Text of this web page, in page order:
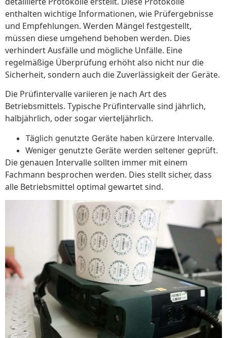
enthalten wichtige Informationen, wie Prüfergebnisse
und Empfehlungen. Werden Mängel festgestellt,
müssen diese umgehend behoben werden. Dies
verhindert Ausfälle und mögliche Unfälle. Eine
regelmäßige Überprüfung erhöht also nicht nur die
Sicherheit, sondern auch die Zuverlässigkeit der Geräte.
Die Prüfintervalle variieren je nach Art des
Betriebsmittels. Typische Prüfintervalle sind jährlich,
halbjährlich, oder sogar vierteljährlich.
Täglich genutzte Geräte haben kürzere Intervalle.
Weniger genutzte Geräte werden seltener geprüft.
Die genauen Intervalle sollten immer mit einem
Fachmann besprochen werden. Dies stellt sicher, dass
alle Betriebsmittel optimal gewartet sind.